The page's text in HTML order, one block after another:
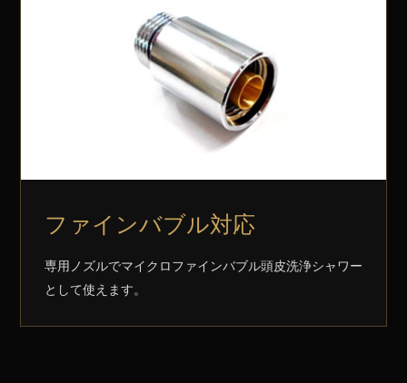
ファインバブル対応
専用ノズルでマイクロファインバブル頭皮洗浄シャワー
として使えます。